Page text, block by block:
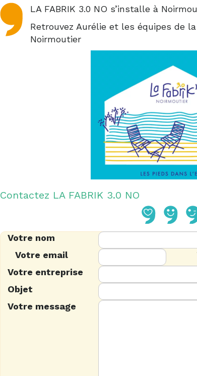
LA FABRIK 3.0 NO s’installe à
Retrouvez Aurélie et les équipes de
Noirmoutier
Contactez LA FABRIK 3.0 NO
Votre nom
Votre email
Votre entreprise
Objet
Votre message